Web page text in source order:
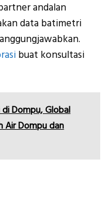
andalan
data batimetri
buat konsultasi
Dompu, Global
Air Dompu dan